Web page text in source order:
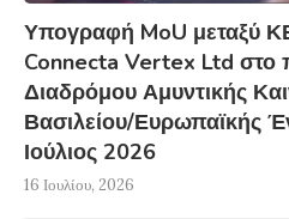
Υπογραφή MoU μεταξύ
Connecta Vertex Ltd στο
Διαδρόμου Αμυντικής
Βασιλείου/Ευρωπαϊκής
Ιούλιος 2026
16 Ιουλίου, 2026